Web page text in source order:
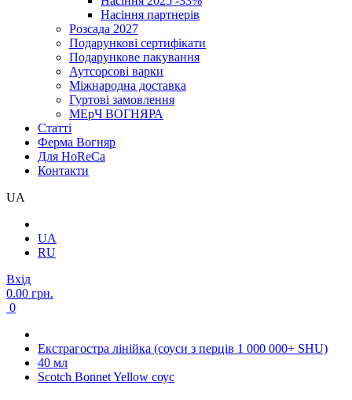
Насіння партнерів
Розсада 2027
Подарункові сертифікати
Подарункове пакування
Аутсорсові варки
Міжнародна доставка
Гуртові замовлення
МЕрЧ ВОГНЯРА
Cтатті
Ферма Вогняр
Для HoReCa
Контакти
UA
UA
RU
Вхід
0.00 грн.
0
Екстрагостра лінійка (соуси з перців 1 000 000+ SHU)
40 мл
Scotch Bonnet Yellow соус